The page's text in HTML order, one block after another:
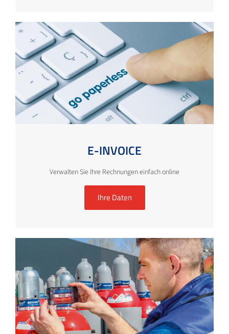
E-INVOICE
Verwalten Sie Ihre Rechnungen einfach online
Ihre Daten